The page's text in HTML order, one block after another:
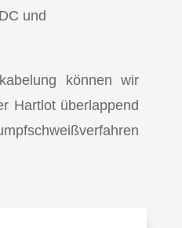
und
können wir
Hartlot überlappend